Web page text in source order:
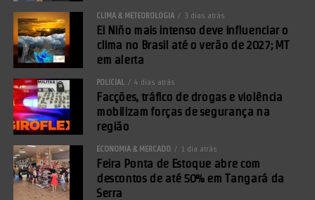
CLIMA & METEOROLOGIA 3 dias atrás
El Niño mais intenso deve influenciar o
clima no Brasil até o verão de 2027; MT
em alerta
POLICIAL 4 dias atrás
Facções, tráfico de drogas e violência
mobilizam forças de segurança na
região
ECONOMIA & MERCADO 1 dia atrás
Feira Ponta de Estoque abre com
descontos de até 50% em Tangará da
Serra